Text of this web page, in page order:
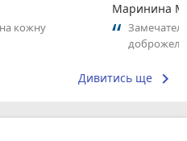
кожну
Маринина
Дивитись ще keyboard_arrow_right